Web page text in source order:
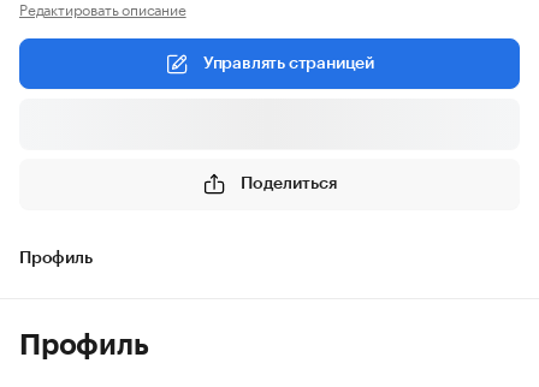
Редактировать описание
Управлять страницей
Поделиться
Профиль
Профиль